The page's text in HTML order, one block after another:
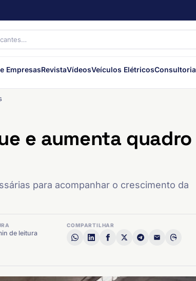
EmpresasRevistaVídeosVeículos ElétricosConsultoria
e aumenta quadro
para acompanhar o crescimento da
de leitura
COMPARTILHAR